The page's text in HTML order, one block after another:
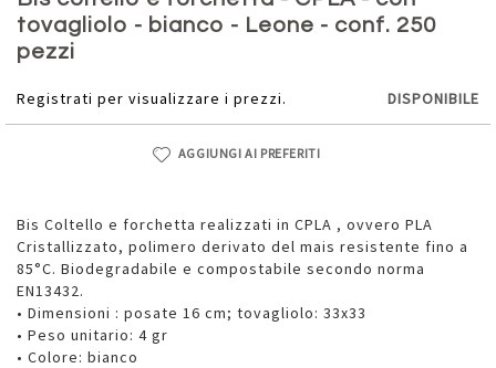
tovagliolo - bianco - Leone - conf. 250
pezzi
Registrati per visualizzare i prezzi. DISPONIBILE
AGGIUNGI AI PREFERITI
Bis Coltello e forchetta realizzati in CPLA , ovvero PLA
Cristallizzato, polimero derivato del mais resistente fino a
85°C. Biodegradabile e compostabile secondo norma
EN13432.
• Dimensioni : posate 16 cm; tovagliolo: 33x33
• Peso unitario: 4 gr
• Colore: bianco
della
galleria
di